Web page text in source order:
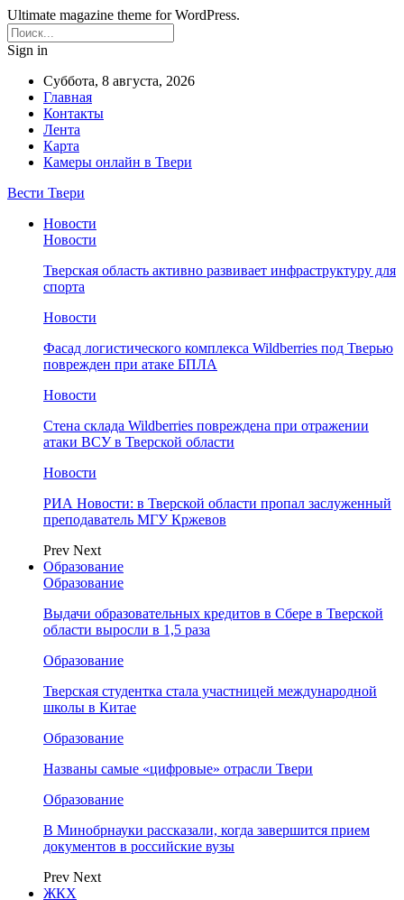
Ultimate magazine theme for WordPress.
Sign in
Суббота, 8 августа, 2026
Главная
Контакты
Лента
Карта
Камеры онлайн в Твери
Вести Твери
Новости
Новости
Тверская область активно развивает инфраструктуру для
спорта
Новости
Фасад логистического комплекса Wildberries под Тверью
поврежден при атаке БПЛА
Новости
Стена склада Wildberries повреждена при отражении
атаки ВСУ в Тверской области
Новости
РИА Новости: в Тверской области пропал заслуженный
преподаватель МГУ Кржевов
Prev Next
Образование
Образование
Выдачи образовательных кредитов в Сбере в Тверской
области выросли в 1,5 раза
Образование
Тверская студентка стала участницей международной
школы в Китае
Образование
Названы самые «цифровые» отрасли Твери
Образование
В Минобрнауки рассказали, когда завершится прием
документов в российские вузы
Prev Next
ЖКХ